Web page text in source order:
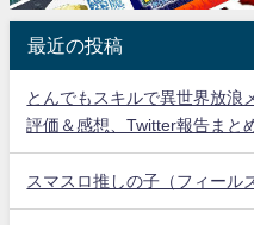
最近の投稿
とんでもスキルで異世界放浪
評価＆感想、Twitter報告まと
スマスロ推しの子（フィール